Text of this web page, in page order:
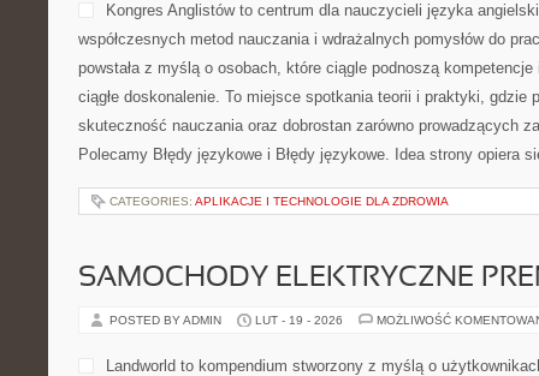
Kongres Anglistów to centrum dla nauczycieli języka
współczesnych metod nauczania i wdrażalnych pomysłów do
powstała z myślą o osobach, które ciągle podnoszą
ciągłe doskonalenie. To miejsce spotkania teorii i praktyki, gdzie
skuteczność nauczania oraz dobrostan zarówno prowadzących
Polecamy Błędy językowe i Błędy językowe. Idea strony opiera
CATEGORIES: APLIKACJE I TECHNOLOGIE DLA ZDROWIA
SAMOCHODY ELEKTRYCZNE
POSTED BY ADMIN LUT - 19 - 2026 MOŻLIWOŚĆ
Landworld to kompendium stworzony z myślą o